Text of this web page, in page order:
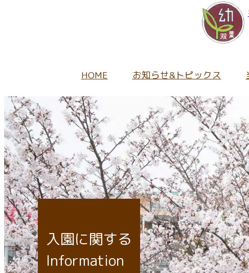
HOME お知らせ&トピックス
園からのお
ふたば通信
未就園児と
子育て支援
入園に関
当園のご案
教育理念
園長メ
園の概要
当園のあ
アクセス
在園児向
情報公開
個人情報
未就園児の
地域の皆さ
未就園児
子育て支
未就園児
子育て支
たねっこ
園庭開
子育て相
幼稚園への
入園に
募集要項
入園につ
入園まで
入園に
開園時
給食につ
送迎バス
キッズル
1日の流
キッズ
キッズ
キッズル
採用情
正職員募
パート
当園の特
採用につ
教職員採
保育内容
持ち物に
給食に
入園につ
キッズル
採用につ
入園に関する
Information